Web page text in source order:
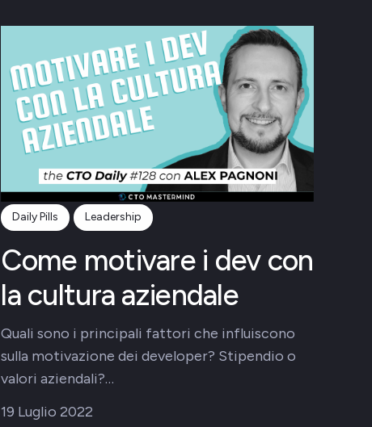
Daily Pills Leadership
Come motivare i dev con
la cultura aziendale
Quali sono i principali fattori che influiscono
sulla motivazione dei developer? Stipendio o
valori aziendali?…
19 Luglio 2022